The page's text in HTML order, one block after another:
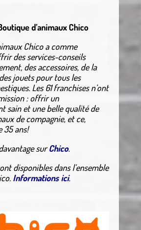
d’animaux Chico
Chico a comme
des services-conseils
des accessoires, de la
jouets pour tous les
Les 61 franchises n’ont
: offrir un
sain et une belle qualité de
de compagnie, et ce,
35 ans!
surChico.
disponibles dans l’ensemble
Informations ici.